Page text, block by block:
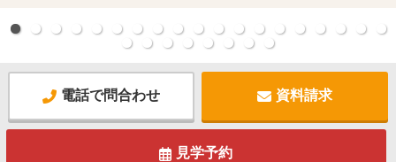
電話で問合わせ 資料請求
見学予約